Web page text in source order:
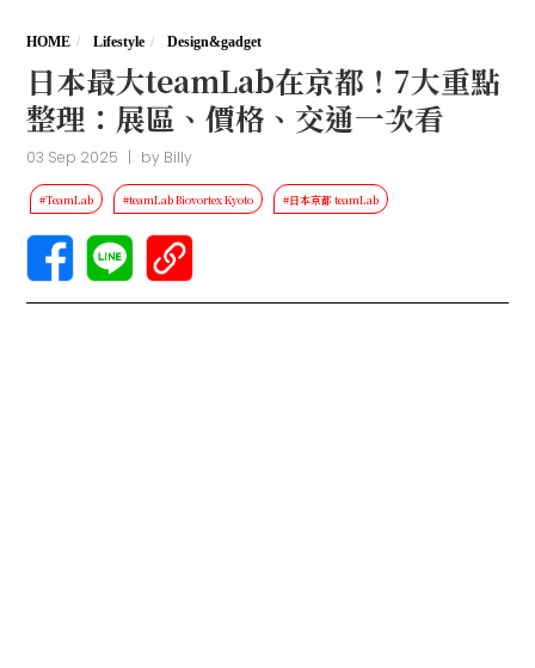
HOME Lifestyle Design&gadget
日本最大teamLab在京都！7大重點
整理：展區、價格、交通一次看
03 Sep 2025 | by Billy
#TeamLab #teamLab Biovortex Kyoto #日本京都 teamLab